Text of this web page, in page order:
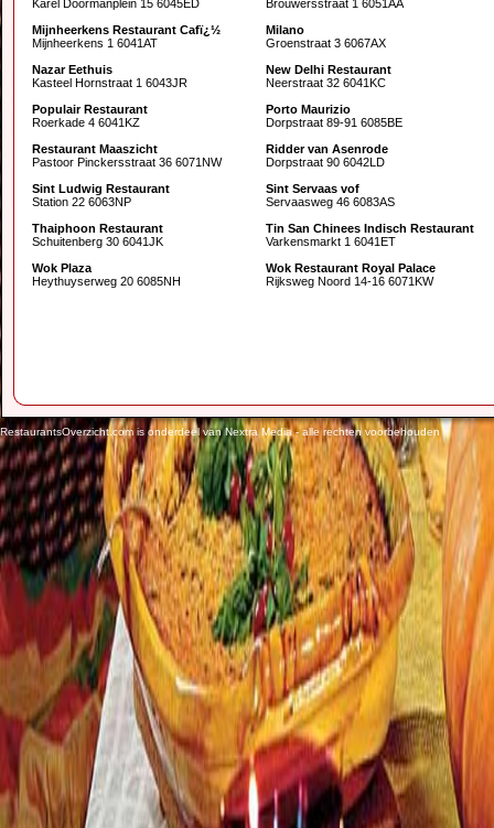
Karel Doormanplein 15 6045ED
Brouwersstraat 1 6051AA
Mijnheerkens Restaurant Cafï¿½
Mijnheerkens 1 6041AT
Milano
Groenstraat 3 6067AX
Nazar Eethuis
Kasteel Hornstraat 1 6043JR
New Delhi Restaurant
Neerstraat 32 6041KC
Populair Restaurant
Roerkade 4 6041KZ
Porto Maurizio
Dorpstraat 89-91 6085BE
Restaurant Maaszicht
Pastoor Pinckersstraat 36 6071NW
Ridder van Asenrode
Dorpstraat 90 6042LD
Sint Ludwig Restaurant
Station 22 6063NP
Sint Servaas vof
Servaasweg 46 6083AS
Thaiphoon Restaurant
Schuitenberg 30 6041JK
Tin San Chinees Indisch Restaurant
Varkensmarkt 1 6041ET
Wok Plaza
Heythuyserweg 20 6085NH
Wok Restaurant Royal Palace
Rijksweg Noord 14-16 6071KW
RestaurantsOverzicht.com is onderdeel van Nextra Media - alle rechten voorbehouden